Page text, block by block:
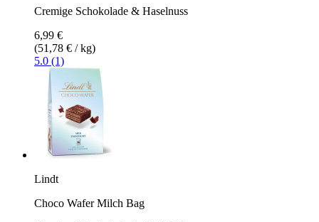
Cremige Schokolade & Haselnuss
6,99 €
(51,78 € / kg)
5.0 (1)
Lindt
Choco Wafer Milch Bag